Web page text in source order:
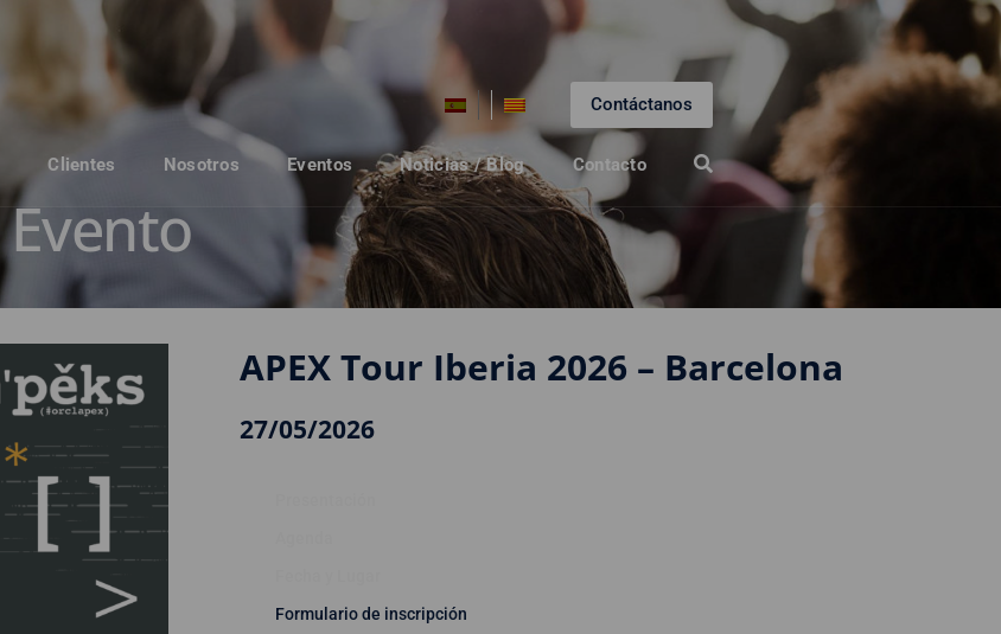
Contáctanos
Clientes Nosotros Eventos Noticias / Blog Contacto
Evento
APEX Tour Iberia 2026 – Barcelona
27/05/2026
Formulario de inscripción